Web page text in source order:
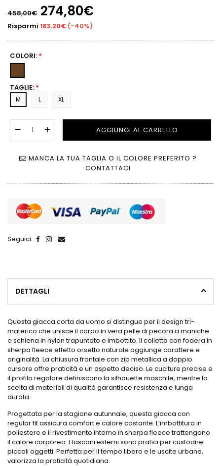
di
listino
458,00€ 274,80€
Risparmi 183.20€ (-40%)
COLORI: *
TAGLIE: *
M L XL
AGGIUNGI AL CARRELLO
MANCA LA TUA TAGLIA O IL COLORE PREFERITO ?
CONTATTACI
Seguici:
DETTAGLI
Questa giacca corta da uomo si distingue per il design tri-
materico che unisce il corpo in vera pelle di pecora a maniche
e schiena in nylon trapuntato e imbottito. Il colletto con fodera in
sherpa fleece effetto orsetto naturale aggiunge carattere e
originalità. La chiusura frontale con zip metallica a doppio
cursore offre praticità e un aspetto deciso. Le cuciture precise e
il profilo regolare definiscono la silhouette maschile, mentre la
scelta di materiali di qualità garantisce resistenza e lunga
durata.
Progettata per la stagione autunnale, questa giacca con
regular fit assicura comfort e calore costante. L’imbottitura in
poliestere e il rivestimento interno in sherpa fleece trattengono
il calore corporeo. I tasconi esterni sono pratici per custodire
piccoli oggetti. Perfetta per il tempo libero e le uscite urbane,
valorizza la praticità quotidiana.